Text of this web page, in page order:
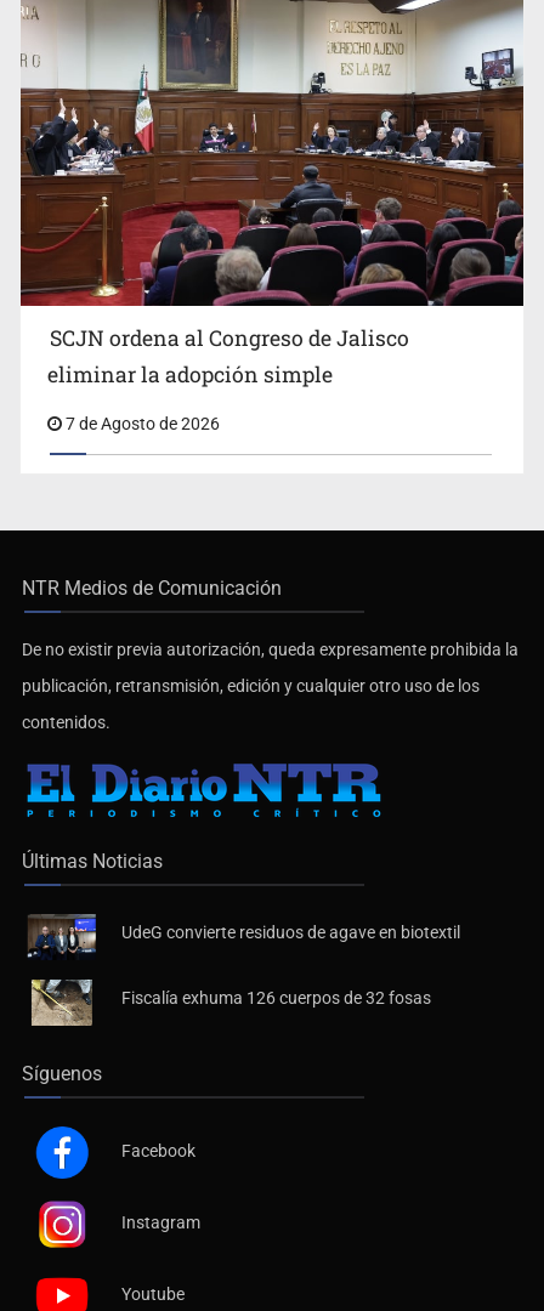
SCJN ordena al Congreso de Jalisco
eliminar la adopción simple
7 de Agosto de 2026
NTR Medios de Comunicación
De no existir previa autorización, queda expresamente prohibida la
publicación, retransmisión, edición y cualquier otro uso de los
contenidos.
Últimas Noticias
UdeG convierte residuos de agave en biotextil
Fiscalía exhuma 126 cuerpos de 32 fosas
Síguenos
Facebook
Instagram
Youtube